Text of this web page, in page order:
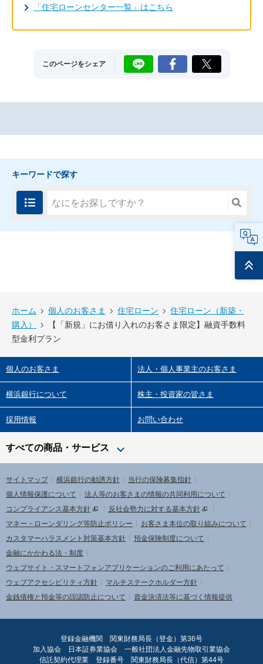
「住宅ローンセンター一覧」はこちら
このページをシェア LINE Facebook X
キーワードで探す
トップ
ホーム 個人のお客さま 住宅ローン
住宅ローン（新築・
購入）
【「新規」にお借り入れのお客さま限定】融資手数料
型金利プラン
個人のお客さま 法人・個人事業主のお客さま
横浜銀行について 株主・投資家の皆さま
採用情報 お問い合わせ
すべての商品・サービス
サイトマップ 横浜銀行の勧誘方針
当行の保険募集指針
個人情報保護について
法人等のお客さまの情報の共同利用について
コンプライアンス基本方針
反社会勢力に対する基本方針
マネー・ローンダリング等防止ポリシー
お客さま本位の取り組みについて
カスタマーハラスメント対策基本方針
預金保険制度について
金融にかかわる法・制度
ウェブサイト・スマートフォンアプリケーションのご利用にあたって
ウェブアクセシビリティ方針
マルチステークホルダー方針
金銭債権と預金等の誤認防止について
資金決済法等に基づく情報提供
登録金融機関 関東財務局長（登金）第36号
加入協会 日本証券業協会 一般社団法人金融先物取引業協会
信託契約代理業 登録番号 関東財務局長（代信）第44号